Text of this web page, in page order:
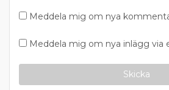
Meddela mig om nya
Meddela mig om nya inlägg via